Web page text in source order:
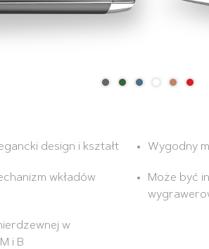
design i kształt Wygodny
wkładów
Może być
w
i B